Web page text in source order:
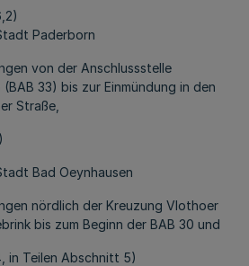
Paderborn
von der Anschlussstelle
33) bis zur Einmündung in den
Straße,
Bad Oeynhausen
nördlich der Kreuzung Vlothoer
bis zum Beginn der BAB 30 und
in Teilen Abschnitt 5)